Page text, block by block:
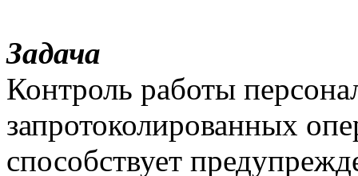
Задача
Контроль работы
запротоколированных
способствует